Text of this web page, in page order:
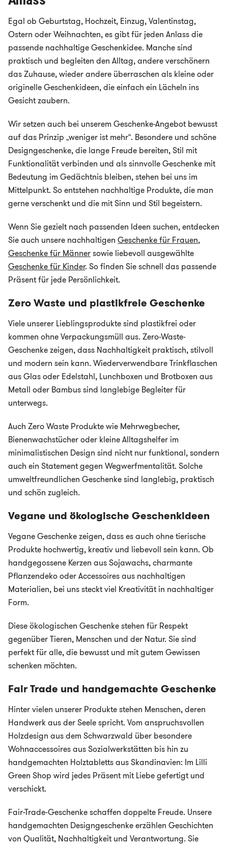
Egal ob Geburtstag, Hochzeit, Einzug, Valentinstag,
Ostern oder Weihnachten, es gibt für jeden Anlass die
passende nachhaltige Geschenkidee. Manche sind
praktisch und begleiten den Alltag, andere verschönern
das Zuhause, wieder andere überraschen als kleine oder
originelle Geschenkideen, die einfach ein Lächeln ins
Gesicht zaubern.
Wir setzen auch bei unserem Geschenke-Angebot bewusst
auf das Prinzip „weniger ist mehr“. Besondere und schöne
Designgeschenke, die lange Freude bereiten, Stil mit
Funktionalität verbinden und als sinnvolle Geschenke mit
Bedeutung im Gedächtnis bleiben, stehen bei uns im
Mittelpunkt. So entstehen nachhaltige Produkte, die man
gerne verschenkt und die mit Sinn und Stil begeistern.
Wenn Sie gezielt nach passenden Ideen suchen, entdecken
Sie auch unsere nachhaltigen Geschenke für Frauen,
Geschenke für Männersowie liebevoll ausgewählte
Geschenke für Kinder. So finden Sie schnell das passende
Präsent für jede Persönlichkeit.
Zero Waste und plastikfreie Geschenke
Viele unserer Lieblingsprodukte sind plastikfrei oder
kommen ohne Verpackungsmüll aus. Zero-Waste-
Geschenke zeigen, dass Nachhaltigkeit praktisch, stilvoll
und modern sein kann. Wiederverwendbare Trinkflaschen
aus Glas oder Edelstahl, Lunchboxen und Brotboxen aus
Metall oder Bambus sind langlebige Begleiter für
unterwegs.
Auch Zero Waste Produkte wie Mehrwegbecher,
Bienenwachstücher oder kleine Alltagshelfer im
minimalistischen Design sind nicht nur funktional, sondern
auch ein Statement gegen Wegwerfmentalität. Solche
umweltfreundlichen Geschenke sind langlebig, praktisch
und schön zugleich.
Vegane und ökologische Geschenkideen
Vegane Geschenke zeigen, dass es auch ohne tierische
Produkte hochwertig, kreativ und liebevoll sein kann. Ob
handgegossene Kerzen aus Sojawachs, charmante
Pflanzendeko oder Accessoires aus nachhaltigen
Materialien, bei uns steckt viel Kreativität in nachhaltiger
Form.
Diese ökologischen Geschenke stehen für Respekt
gegenüber Tieren, Menschen und der Natur. Sie sind
perfekt für alle, die bewusst und mit gutem Gewissen
schenken möchten.
Fair Trade und handgemachte Geschenke
Hinter vielen unserer Produkte stehen Menschen, deren
Handwerk aus der Seele spricht. Vom anspruchsvollen
Holzdesign aus dem Schwarzwald über besondere
Wohnaccessoires aus Sozialwerkstätten bis hin zu
handgemachten Holztabletts aus Skandinavien: Im Lilli
Green Shop wird jedes Präsent mit Liebe gefertigt und
verschickt.
Fair-Trade-Geschenke schaffen doppelte Freude. Unsere
handgemachten Designgeschenke erzählen Geschichten
von Qualität, Nachhaltigkeit und Verantwortung. Sie